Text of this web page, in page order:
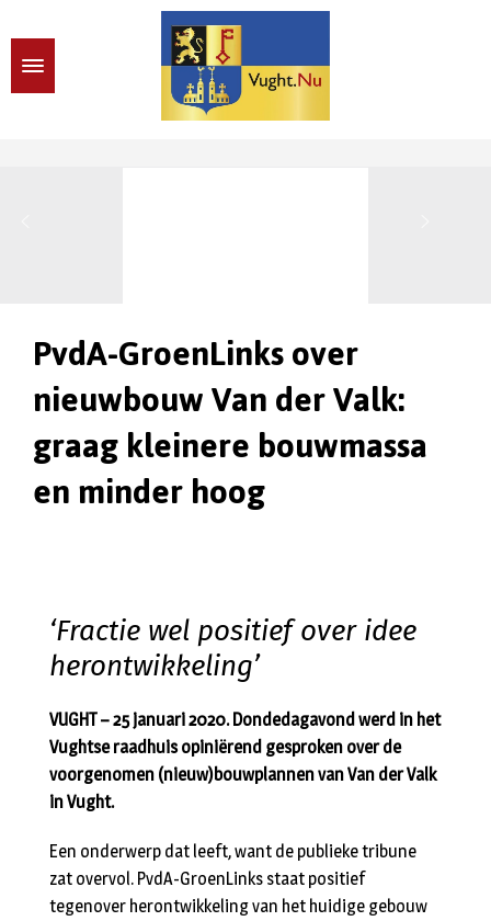
PvdA-GroenLinks over
nieuwbouw Van der Valk:
graag kleinere bouwmassa
en minder hoog
‘Fractie wel positief over idee
herontwikkeling’
VUGHT – 25 januari 2020. Dondedagavond werd in het
Vughtse raadhuis opiniërend gesproken over de
voorgenomen (nieuw)bouwplannen van Van der Valk
in Vught.
Een onderwerp dat leeft, want de publieke tribune
zat overvol. PvdA-GroenLinks staat positief
tegenover herontwikkeling van het huidige gebouw